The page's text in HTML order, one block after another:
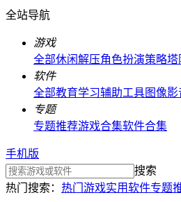
全站导航
游戏
全部休闲解压角色扮演策略塔
软件
全部教育学习辅助工具图像影
专题
专题推荐游戏合集软件合集
手机版
搜索
热门搜索： 热门游戏实用软件专题